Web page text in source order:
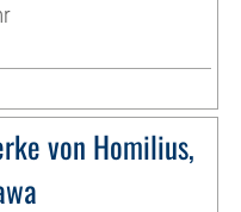
von Homilius,